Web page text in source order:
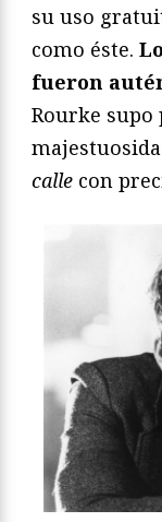
su uso
como éste.
fueron
Rourke
calle con